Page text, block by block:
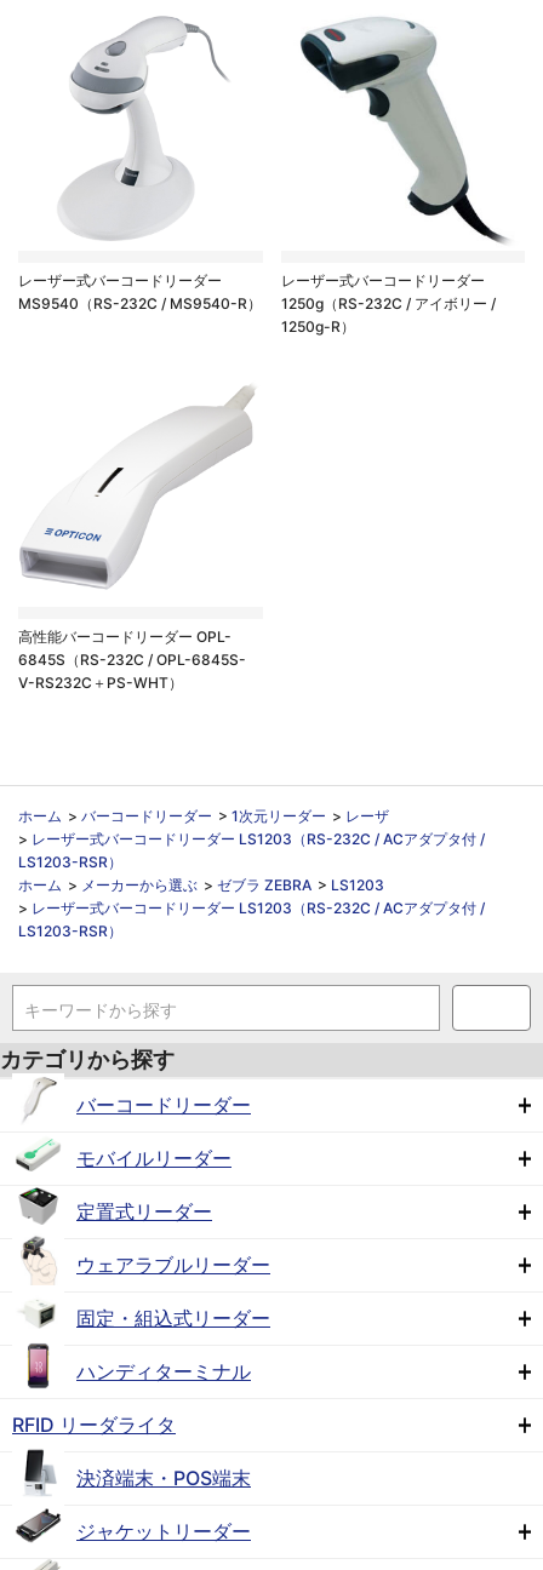
レーザー式バーコードリーダー
MS9540（RS-232C / MS9540-R）
レーザー式バーコードリーダー
1250g（RS-232C / アイボリー /
1250g-R）
高性能バーコードリーダー OPL-
6845S（RS-232C / OPL-6845S-
V-RS232C＋PS-WHT）
ホーム > バーコードリーダー > 1次元リーダー > レーザ
> レーザー式バーコードリーダー LS1203（RS-232C / ACアダプタ付 /
LS1203-RSR）
ホーム > メーカーから選ぶ > ゼブラ ZEBRA > LS1203
> レーザー式バーコードリーダー LS1203（RS-232C / ACアダプタ付 /
LS1203-RSR）
キーワードから探す
カテゴリから探す
バーコードリーダー
モバイルリーダー
定置式リーダー
ウェアラブルリーダー
固定・組込式リーダー
ハンディターミナル
RFID リーダライタ
決済端末・POS端末
ジャケットリーダー